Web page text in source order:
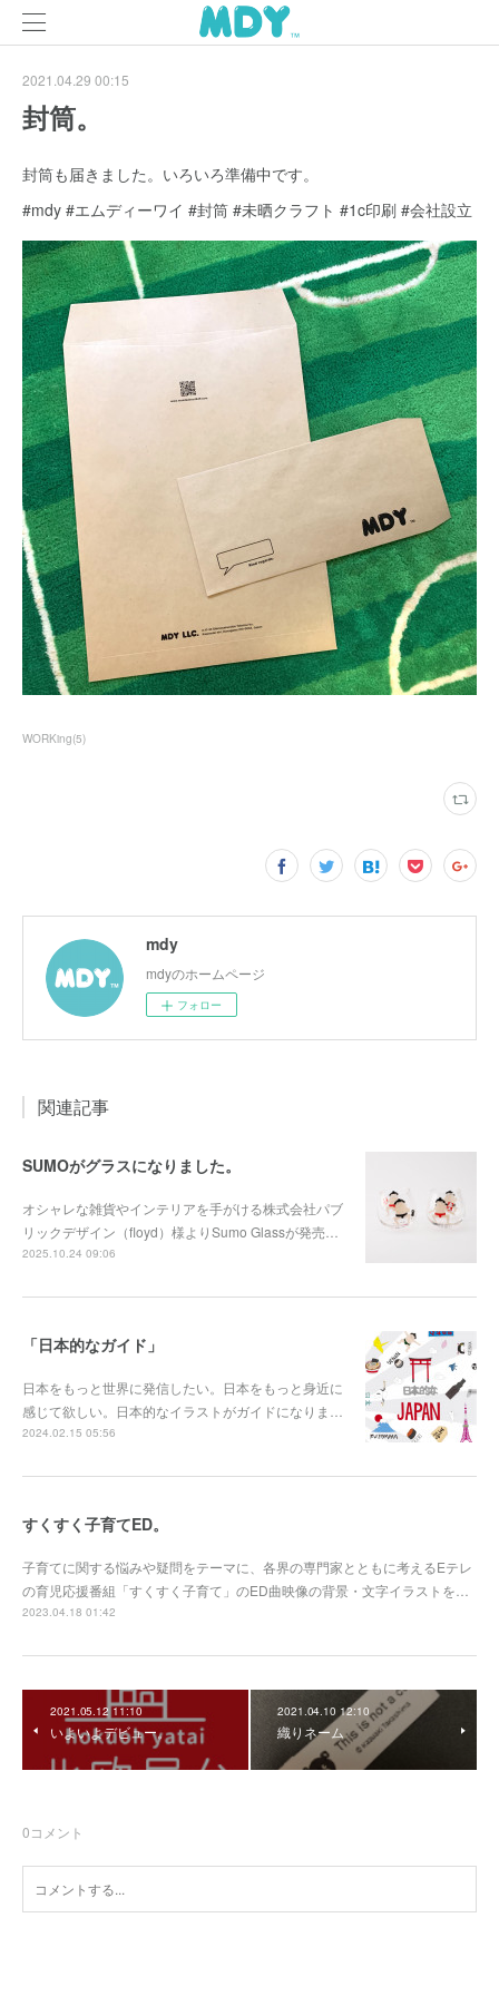
2021.04.29 00:15
封筒。
封筒も届きました。いろいろ準備中です。
#mdy #エムディーワイ #封筒 #未晒クラフト #1c印刷 #会社設立
WORKing(5)
mdy
mdyのホームページ
フォロー
関連記事
SUMOがグラスになりました。
オシャレな雑貨やインテリアを手がける株式会社パブ
リックデザイン（floyd）様よりSumo Glassが発売…
2025.10.24 09:06
「日本的なガイド」
日本をもっと世界に発信したい。日本をもっと身近に
感じて欲しい。日本的なイラストがガイドになりま…
2024.02.15 05:56
すくすく子育てED。
子育てに関する悩みや疑問をテーマに、各界の専門家とともに考えるEテレ
の育児応援番組「すくすく子育て」のED曲映像の背景・文字イラストを…
2023.04.18 01:42
2021.05.12 11:10
いよいよデビュー。
2021.04.10 12:10
織りネーム
0コメント